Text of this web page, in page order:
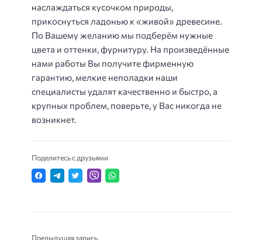
наслаждаться кусочком природы,
прикоснуться ладонью к «живой» древесине.
По Вашему желанию мы подберём нужные
цвета и оттенки, фурнитуру. На произведённые
нами работы Вы получите фирменную
гарантию, мелкие неполадки наши
специалисты удалят качественно и быстро, а
крупных проблем, поверьте, у Вас никогда не
возникнет.
Поделитесь с друзьями
Предыдущая запись